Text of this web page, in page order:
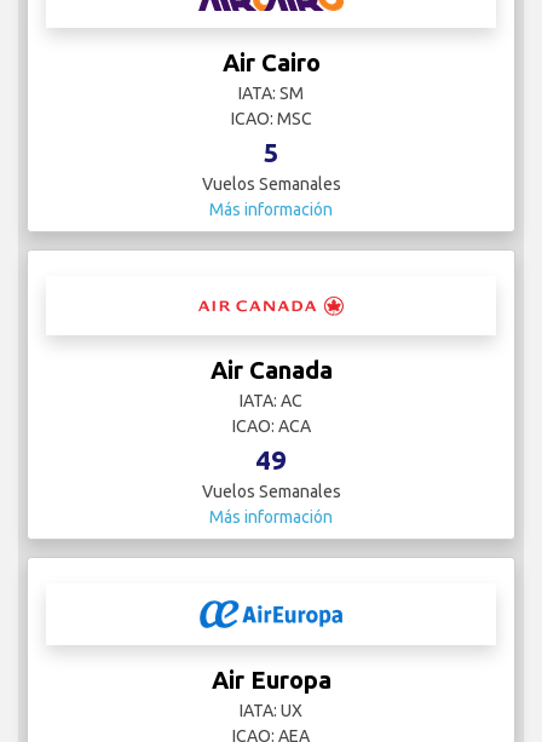
Air Cairo
IATA: SM
ICAO: MSC
5
Vuelos Semanales
Más información
Air Canada
IATA: AC
ICAO: ACA
49
Vuelos Semanales
Más información
Air Europa
IATA: UX
ICAO: AEA